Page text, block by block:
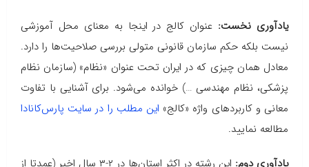
یادآوری نخست: عنوان کالج در اینجا به معنای محل آموزشی
نیست بلکه حکم سازمان قانونی متولی بررسی صلاحیت‌ها را دارد.
معادل همان‌ چیزی که در ایران تحت عنوان «نظام» (سازمان نظام
پزشکی، نظام مهندسی …) خوانده می‌شود. برای آشنایی با تفاوت
معانی و کاربردهای واژه «کالج» این مطلب را در سایت پارس‌کانادا
مطالعه نمایید.
یادآوری دوم: این رشته در اکثر استان‌ها در ۲-۳ سال اخیر (عمدتا از